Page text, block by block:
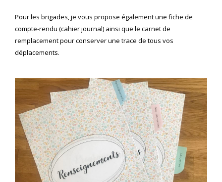
Pour les brigades, je vous propose également une fiche de
compte-rendu (cahier journal) ainsi que le carnet de
remplacement pour conserver une trace de tous vos
déplacements.